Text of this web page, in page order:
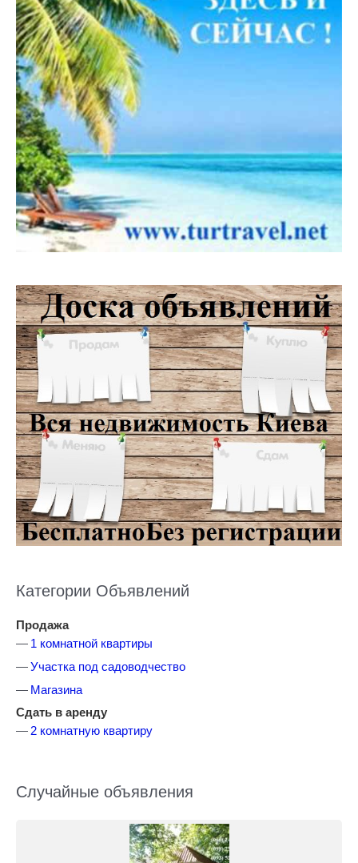
Категории Объявлений
Продажа
1 комнатной квартиры
Участка под садоводчество
Магазина
Сдать в аренду
2 комнатную квартиру
Случайные объявления